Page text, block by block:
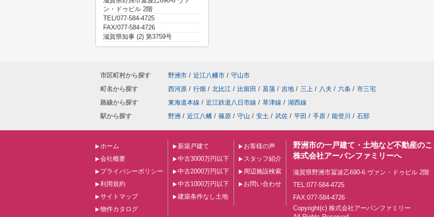
ン・ドゥビル 2階
TEL/077-584-4725
FAX/077-584-4726
滋賀県知事 (2) 第3759号
市区町村から探す 野洲市 / 近江八幡市 / 守山市
町名から探す
西河原 / 行畑 / 北比江 / 比留田 / 菖蒲 / 吉地 / 三上 / 八夫 / 六条 / 市三宅
路線から探す
東海道本線 / 近江鉄道八日市線 / 草津線 / 湖西線
駅から探す
野洲 / 近江八幡 / 篠原 / 守山 / 安土 / 武佐 / 平田 / 手原 / 能登川 / 石部
ホーム
会社概要
プライバシーポリシー
利用規約
サイトマップ
物件カタログ
新築戸建て
中古3000万円以下
中古2000万円以下
中古1000万円以下
建築条件なし土地
お客様の声
スタッフ紹介
周辺施設検索
お問い合わせ
野洲市の一戸建て・土地など不動産の
株式会社アーバンファミリーへ
滋賀県野洲市冨波乙690-6 ヴァン・ドゥビル 2階
TEL:077-584-4725
FAX:077-584-4726
Copyright(c) 株式会社アーバンファミリー